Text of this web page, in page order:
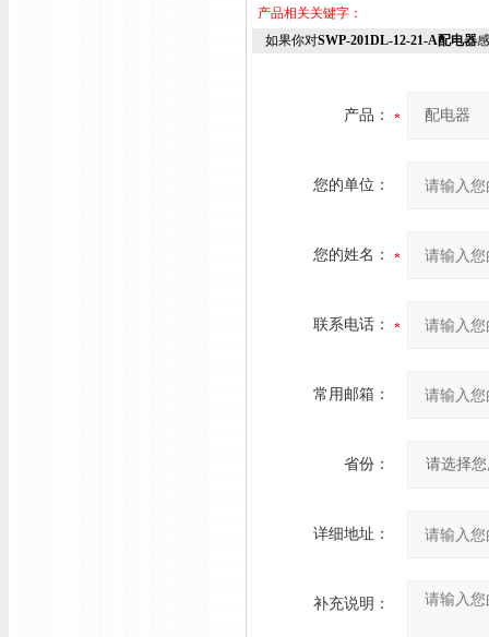
产品相关关键字：
如果你对SWP-201DL-12-21-A配电器
产品：
您的单位：
您的姓名：
联系电话：
常用邮箱：
省份：
详细地址：
补充说明：